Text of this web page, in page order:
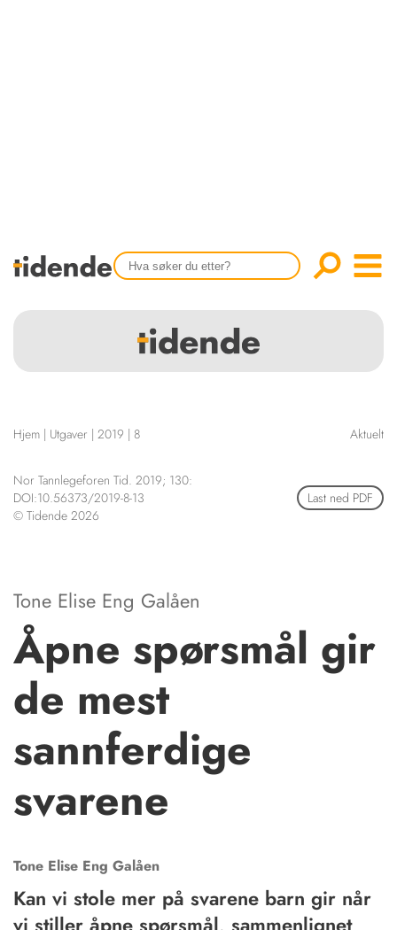
Tidligere utgaver
HENVISNINGER
KURSKALENDER
STILLINGER
KJØP & SALG
KONTAKT
Scientific articles
Publication and media
Hjem | Utgaver | 2019 | 8 Aktuelt
Nor Tannlegeforen Tid. 2019; 130:
DOI:10.56373/2019-8-13
© Tidende 2026
Last ned PDF
Tone Elise Eng Galåen
Åpne spørsmål gir
de mest
sannferdige
svarene
Tone Elise Eng Galåen
Kan vi stole mer på svarene barn gir når